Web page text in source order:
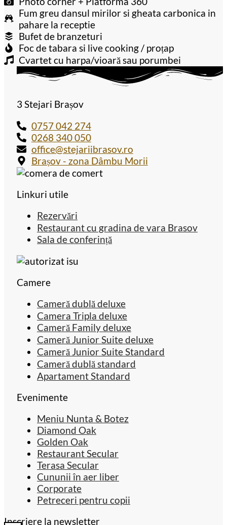
Fum greu dansul mirilor si gheata carbonica in
pahare la receptie
Bufet de branzeturi
Foc de tabara si live cooking / proțap
Cvartet cu harpa/vioară sau porumbei
3 Stejari Brașov
0757 042 274
0268 340 050
office@stejariibrasov.ro
Brașov - zona Dâmbu Morii
Linkuri utile
Rezervări
Restaurant cu gradina de vara Brasov
Sala de conferință
Camere
Cameră dublă deluxe
Camera Tripla deluxe
Cameră Family deluxe
Cameră Junior Suite deluxe
Cameră Junior Suite Standard
Cameră dublă standard
Apartament Standard
Evenimente
Meniu Nunta & Botez
Diamond Oak
Golden Oak
Restaurant Secular
Terasa Secular
Cununii în aer liber
Corporate
Petreceri pentru copii
Inscriere la newsletter